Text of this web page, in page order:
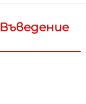
Въведение